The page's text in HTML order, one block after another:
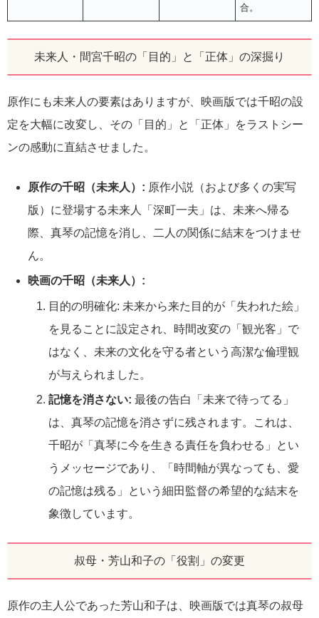
合。
未来人・間宮千昭の「目的」と「正体」の深掘り
原作にも未来人の要素はありますが、映画版では千昭の設
定を大幅に改変し、その「目的」と「正体」をラストシー
ンの感動に直結させました。
原作の千昭（未来人）: 原作小説（および多くの実写
版）に登場する未来人「深町一夫」は、未来へ帰る
際、真琴の記憶を消し、二人の関係に結末をつけませ
ん。
映画の千昭（未来人）:
目的の明確化: 未来から来た目的が「失われた絵」
を見ることに設定され、時間改変の「観光客」で
はなく、未来の文化を守る者という高潔な倫理観
が与えられました。
記憶を消さない: 最後の告白「未来で待ってる」
は、真琴の記憶を消さずに残されます。これは、
千昭が「真琴に今を生きる責任を負わせる」とい
うメッセージであり、「時間軸が異なっても、愛
の記憶は残る」という細田監督の希望的な結末を
象徴しています。
叔母・芳山和子の「役割」の変更
原作の主人公であった芳山和子は、映画版では真琴の叔母